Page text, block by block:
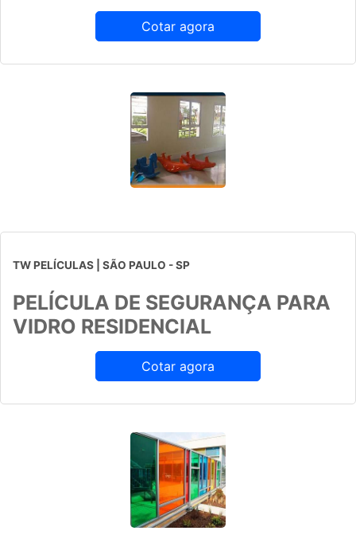
Cotar agora
TW PELÍCULAS | SÃO PAULO - SP
PELÍCULA DE SEGURANÇA PARA
VIDRO RESIDENCIAL
Cotar agora